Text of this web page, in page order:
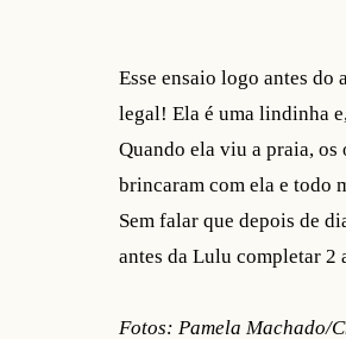
Esse ensaio logo antes
legal! Ela é uma lindinha
Quando ela viu a praia, os
brincaram com ela e todo
Sem falar que depois de
antes da Lulu completar 2
Fotos: Pamela Machado/